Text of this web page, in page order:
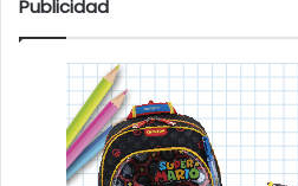
Publicidad